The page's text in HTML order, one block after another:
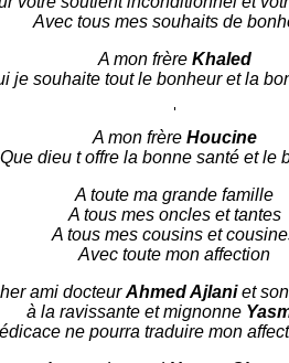
Avec tous mes souhaits de
A mon frère Khaled
je souhaite tout le bonheur et la
A mon frère Houcine
Que dieu t offre la bonne santé et le
A toute ma grande famille
A tous mes oncles et tantes
A tous mes cousins et
Avec toute mon affection
ami docteurAhmed Ajlaniet
à la ravissante et mignonne
ne pourra traduire mon